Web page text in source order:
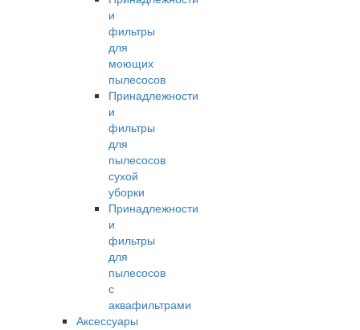
и
фильтры
для
моющих
пылесосов
Принадлежности
и
фильтры
для
пылесосов
сухой
уборки
Принадлежности
и
фильтры
для
пылесосов
с
аквафильтрами
Аксессуары